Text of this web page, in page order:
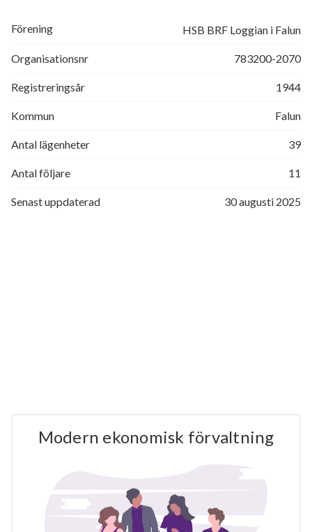
Förening HSB BRF Loggian i Falun
Organisationsnr 783200-2070
Registreringsår 1944
Kommun Falun
Antal lägenheter 39
Antal följare 11
Senast uppdaterad 30 augusti 2025
Modern ekonomisk förvaltning